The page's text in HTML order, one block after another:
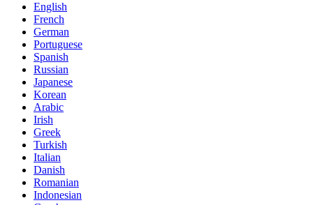
English
French
German
Portuguese
Spanish
Russian
Japanese
Korean
Arabic
Irish
Greek
Turkish
Italian
Danish
Romanian
Indonesian